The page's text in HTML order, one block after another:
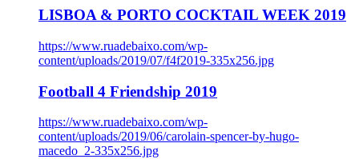
LISBOA & PORTO COCKTAIL WEEK 2019
https://www.ruadebaixo.com/wp-
content/uploads/2019/07/f4f2019-335x256.jpg
Football 4 Friendship 2019
https://www.ruadebaixo.com/wp-
content/uploads/2019/06/carolain-spencer-by-hugo-
macedo_2-335x256.jpg